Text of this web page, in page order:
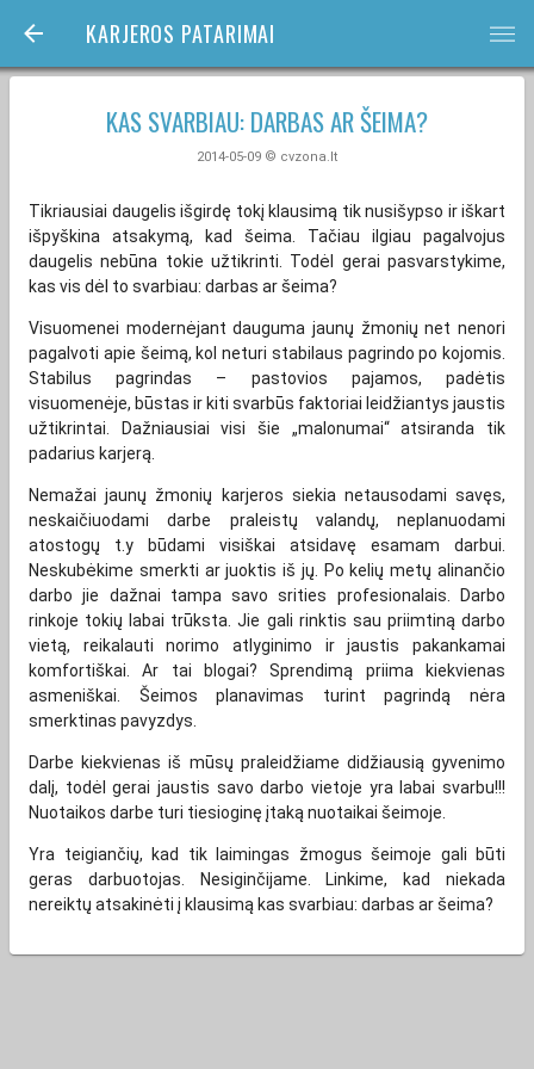
KARJEROS PATARIMAI bars
KAS SVARBIAU: DARBAS AR ŠEIMA?
2014-05-09 © cvzona.lt
Tikriausiai daugelis išgirdę tokį klausimą tik nusišypso ir iškart
išpyškina atsakymą, kad šeima. Tačiau ilgiau pagalvojus
daugelis nebūna tokie užtikrinti. Todėl gerai pasvarstykime,
kas vis dėl to svarbiau: darbas ar šeima?
Visuomenei modernėjant dauguma jaunų žmonių net nenori
pagalvoti apie šeimą, kol neturi stabilaus pagrindo po kojomis.
Stabilus pagrindas – pastovios pajamos, padėtis
visuomenėje, būstas ir kiti svarbūs faktoriai leidžiantys jaustis
užtikrintai. Dažniausiai visi šie „malonumai“ atsiranda tik
padarius karjerą.
Nemažai jaunų žmonių karjeros siekia netausodami savęs,
neskaičiuodami darbe praleistų valandų, neplanuodami
atostogų t.y būdami visiškai atsidavę esamam darbui.
Neskubėkime smerkti ar juoktis iš jų. Po kelių metų alinančio
darbo jie dažnai tampa savo srities profesionalais. Darbo
rinkoje tokių labai trūksta. Jie gali rinktis sau priimtiną darbo
vietą, reikalauti norimo atlyginimo ir jaustis pakankamai
komfortiškai. Ar tai blogai? Sprendimą priima kiekvienas
asmeniškai. Šeimos planavimas turint pagrindą nėra
smerktinas pavyzdys.
Darbe kiekvienas iš mūsų praleidžiame didžiausią gyvenimo
dalį, todėl gerai jaustis savo darbo vietoje yra labai svarbu!!!
Nuotaikos darbe turi tiesioginę įtaką nuotaikai šeimoje.
Yra teigiančių, kad tik laimingas žmogus šeimoje gali būti
geras darbuotojas. Nesiginčijame. Linkime, kad niekada
nereiktų atsakinėti į klausimą kas svarbiau: darbas ar šeima?